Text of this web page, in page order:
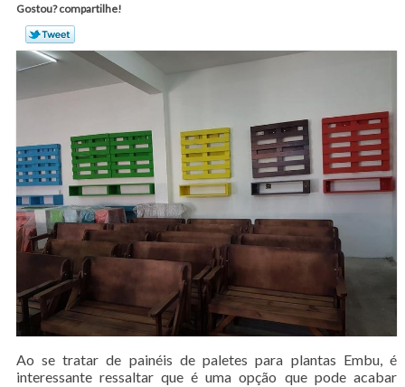
Gostou? compartilhe!
Ao se tratar de painéis de paletes para plantas Embu, é
interessante ressaltar que é uma opção que pode acabar